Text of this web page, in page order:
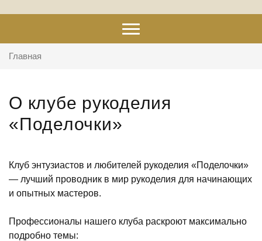
Главная
О клубе рукоделия
«Поделочки»
Клуб энтузиастов и любителей рукоделия «Поделочки»
— лучший проводник в мир рукоделия для начинающих
и опытных мастеров.
Профессионалы нашего клуба раскроют максимально
подробно темы: